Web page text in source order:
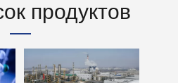
продуктов